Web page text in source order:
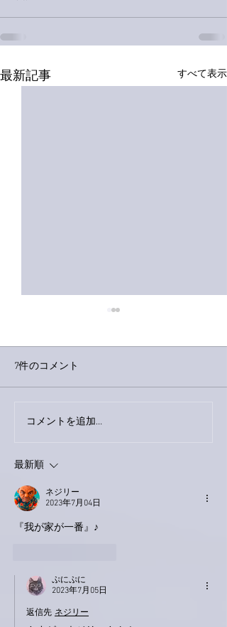
最新記事 すべて表示
巨大なイタチきゅうり。
7件のコメント
コメントを追加…
最新順
ネジリー
2023年7月04日
『我が家が一番』♪
ぷにぷに
2023年7月05日
返信先 ネジリー